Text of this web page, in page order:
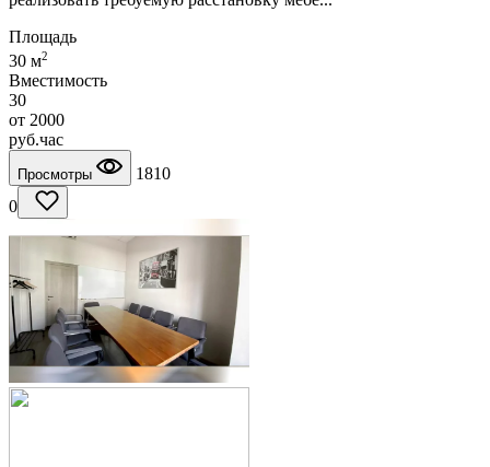
Площадь
30 м2
Вместимость
30
от 2000
руб.час
Просмотры
1810
0